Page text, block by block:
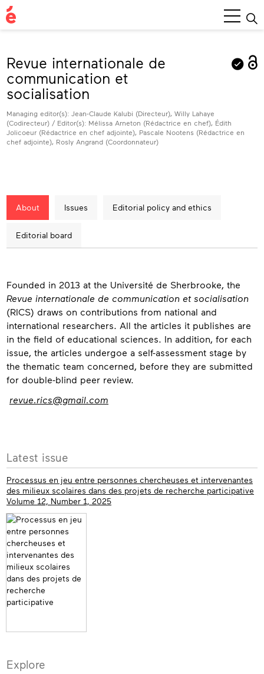
Main
Menu
Revue internationale de
communication et
socialisation
Managing editor(s): Jean-Claude Kalubi (Directeur), Willy Lahaye
(Codirecteur) / Editor(s): Mélissa Arneton (Rédactrice en chef), Édith
Jolicoeur (Rédactrice en chef adjointe), Pascale Nootens (Rédactrice en
chef adjointe), Rosly Angrand (Coordonnateur)
About Issues Editorial policy and ethics
Editorial board
About
Founded in 2013 at the Université de Sherbrooke, the
Revue internationale de communication et socialisation
(RICS) draws on contributions from national and
international researchers. All the articles it publishes are
in the field of educational sciences. In addition, for each
issue, the articles undergoe a self-assessment stage by
the thematic team concerned, before they are submitted
for double-blind peer review.
Contact
revue.rics@gmail.com
More
info
Latest issue
Processus en jeu entre personnes chercheuses et intervenantes
des milieux scolaires dans des projets de recherche participative
Volume 12, Number 1, 2025
Explore